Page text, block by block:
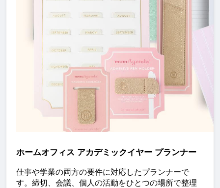
ホームオフィス アカデミックイヤー プランナー
仕事や学業の両方の要件に対応したプランナーで
す。締切、会議、個人の活動をひとつの場所で整理